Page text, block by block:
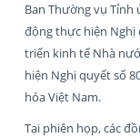
Ban Thường vụ
động thực hiện Nghị
triển kinh tế Nhà
hiện Nghị quyết số
hóa Việt Nam.
Tại phiên họp, các